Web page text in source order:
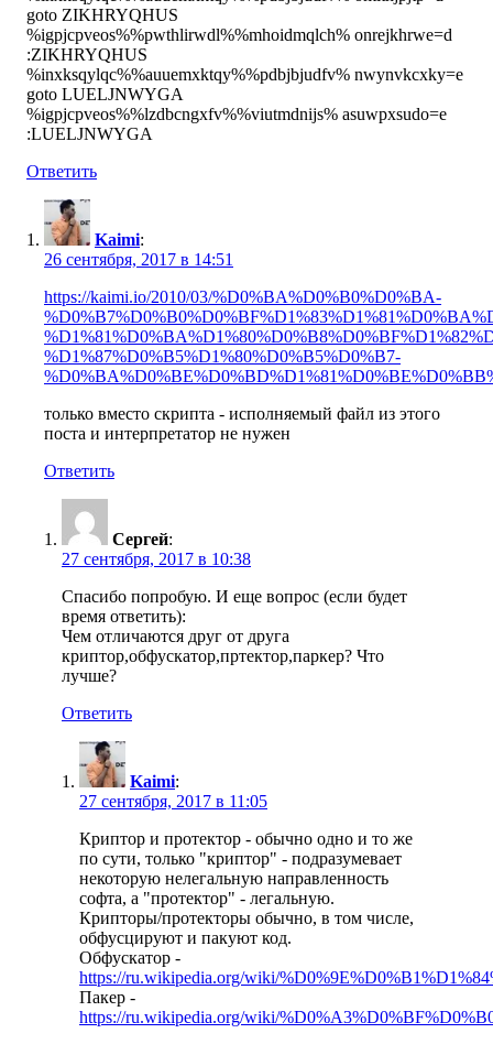
goto ZIKHRYQHUS
%igpjcpveos%%pwthlirwdl%%mhoidmqlch% onrejkhrwe=d
:ZIKHRYQHUS
%inxksqylqc%%auuemxktqy%%pdbjbjudfv% nwynvkcxky=e
goto LUELJNWYGA
%igpjcpveos%%lzdbcngxfv%%viutmdnijs% asuwpxsudo=e
:LUELJNWYGA
Ответить
Kaimi:
26 сентября, 2017 в 14:51
https://kaimi.io/2010/03/%D0%BA%D0%B0%D0%BA-
%D1%87%D0%B5%D1%80%D0%B5%D0%B7-
только вместо скрипта - исполняемый файл из этого
поста и интерпретатор не нужен
Ответить
Сергей:
27 сентября, 2017 в 10:38
Спасибо попробую. И еще вопрос (если будет
время ответить):
Чем отличаются друг от друга
криптор,обфускатор,пртектор,паркер? Что
лучше?
Ответить
Kaimi:
27 сентября, 2017 в 11:05
Криптор и протектор - обычно одно и то же
по сути, только "криптор" - подразумевает
некоторую нелегальную направленность
софта, а "протектор" - легальную.
Крипторы/протекторы обычно, в том числе,
обфусцируют и пакуют код.
Обфускатор -
https://ru.wikipedia.org/wiki/
Пакер -
https://ru.wikipedia.org/wiki/